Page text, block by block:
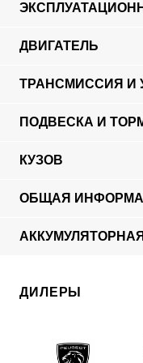
ДВИГАТЕЛЬ
ТРАНСМИССИЯ И
ПОДВЕСКА И
КУЗОВ
ОБЩАЯ
ДИЛЕРЫ